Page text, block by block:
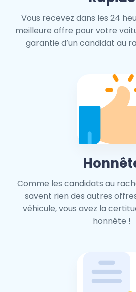
Vous recevez dans les 24
meilleure offre pour votre
garantie d’un candidat au
Comme les candidats au
savent rien des autres
véhicule, vous avez la
honnête !